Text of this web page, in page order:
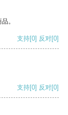
。
支持[0] 反对[0]
支持[0] 反对[0]